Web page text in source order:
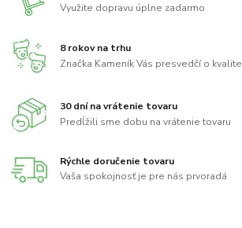
Využite dopravu úplne zadarmo
8 rokov na trhu
Značka Kameník Vás presvedčí o kvalite
30 dní na vrátenie tovaru
Predĺžili sme dobu na vrátenie tovaru
Rýchle doručenie tovaru
Vaša spokojnosť je pre nás prvoradá